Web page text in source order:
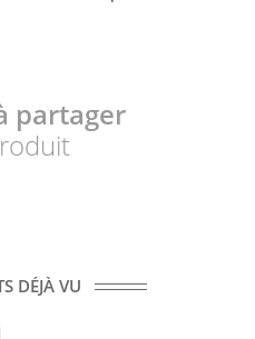
partager
DÉJÀ VU